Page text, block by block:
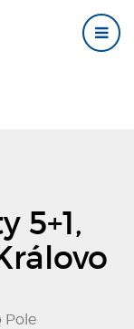
5+1,
Pole